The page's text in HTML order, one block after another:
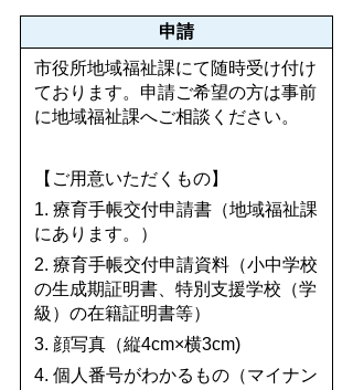
申請
市役所地域福祉課にて随時受け付け
ております。申請ご希望の方は事前
に地域福祉課へご相談ください。
【ご用意いただくもの】
1. 療育手帳交付申請書（地域福祉課
にあります。）
2. 療育手帳交付申請資料（小中学校
の生成期証明書、特別支援学校（学
級）の在籍証明書等）
3. 顔写真（縦4cm×横3cm)
4. 個人番号がわかるもの（マイナン